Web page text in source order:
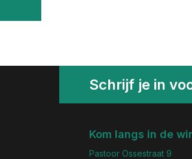
Schrijf je in
Kom langs in de
Pastoor Ossestraat 9